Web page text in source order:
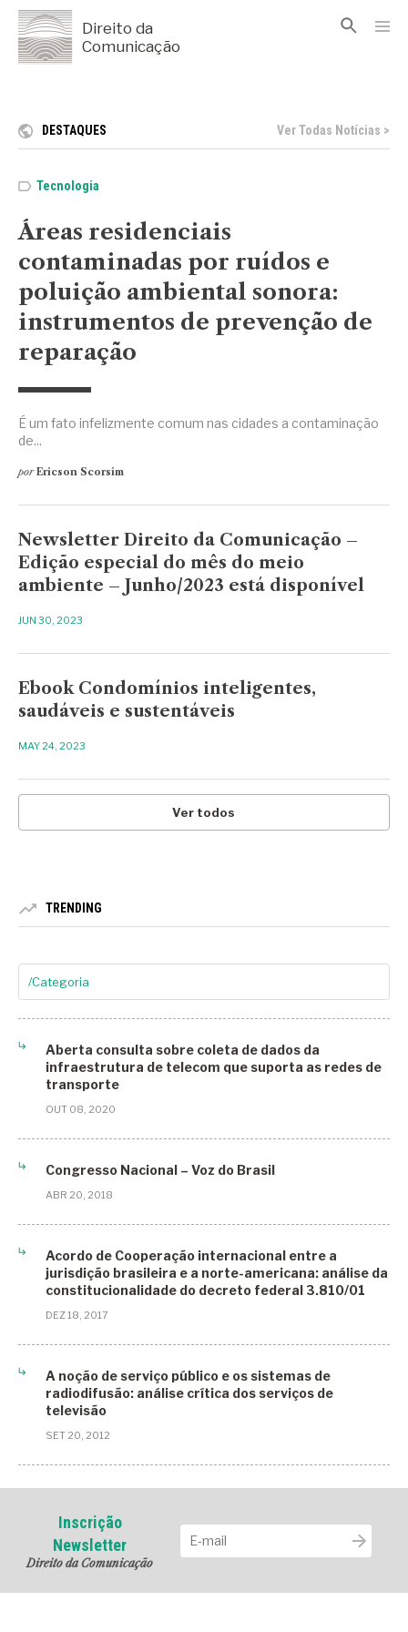
Direito da
Comunicação
TRENDING
/Categoria
5G
Agrotech
Análise STF
Artigos
Audiência Pública
Brasil
BRICS
Computação em Nuvem
Condomínios inteligentes
Condomínios Residenciais
Congresso Iberamericano de Derecho Digital
Congresso Iberoamericano de Derecho Digital
Aberta consulta sobre coleta de dados da
infraestrutura de telecom que suporta as redes de
transporte
OUT 08, 2020
Congresso Nacional – Voz do Brasil
ABR 20, 2018
Acordo de Cooperação internacional entre a
jurisdição brasileira e a norte-americana: análise da
constitucionalidade do decreto federal 3.810/01
DEZ 18, 2017
A noção de serviço público e os sistemas de
radiodifusão: análise crítica dos serviços de
televisão
SET 20, 2012
DESTAQUES Ver Todas Notícias >
Tecnologia
Áreas residenciais
contaminadas por ruídos e
poluição ambiental sonora:
instrumentos de prevenção de
reparação
É um fato infelizmente comum nas cidades a contaminação
de...
por Ericson Scorsim
Newsletter Direito da Comunicação –
Edição especial do mês do meio
ambiente – Junho/2023 está disponível
JUN 30, 2023
Ebook Condomínios inteligentes,
saudáveis e sustentáveis
MAY 24, 2023
Ver todos
Inscrição
Newsletter
Direito da Comunicação